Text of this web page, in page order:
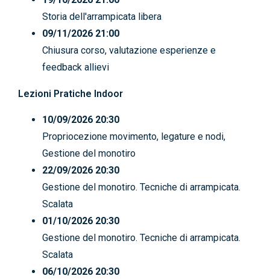
Storia dell'arrampicata libera
09/11/2026 21:00
Chiusura corso, valutazione esperienze e
feedback allievi
Lezioni Pratiche Indoor
10/09/2026 20:30
Propriocezione movimento, legature e nodi,
Gestione del monotiro
22/09/2026 20:30
Gestione del monotiro. Tecniche di arrampicata.
Scalata
01/10/2026 20:30
Gestione del monotiro. Tecniche di arrampicata.
Scalata
06/10/2026 20:30